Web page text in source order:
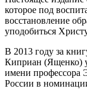
которое под
восстановление
уподобиться
В 2013 году за
Киприан (Ященко)
имени профессора
России в